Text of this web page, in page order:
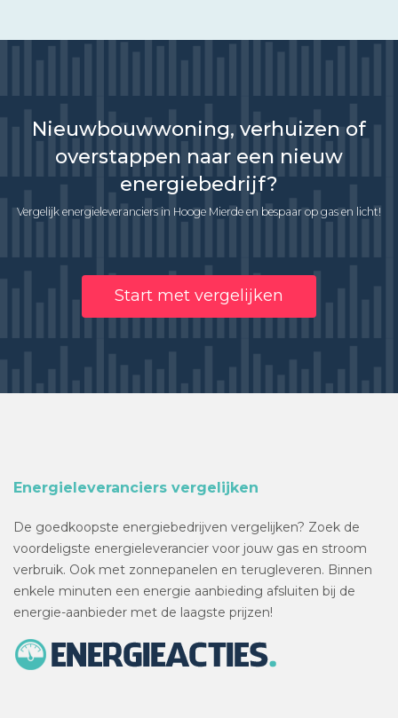
Nieuwbouwwoning, verhuizen of
overstappen naar een nieuw
energiebedrijf?
Vergelijk energieleveranciers in Hooge Mierde en bespaar op gas en licht!
Start met vergelijken
Energieleveranciers vergelijken
De goedkoopste energiebedrijven vergelijken? Zoek de
voordeligste energieleverancier voor jouw gas en stroom
verbruik. Ook met zonnepanelen en terugleveren. Binnen
enkele minuten een energie aanbieding afsluiten bij de
energie-aanbieder met de laagste prijzen!